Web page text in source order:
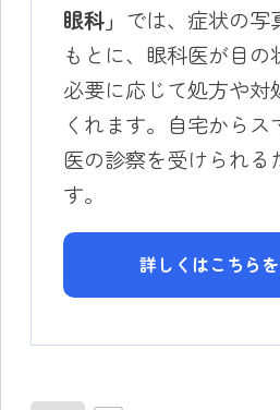
眼科」 では、症状の写
もとに、眼科医が目の
必要に応じて処方や対
くれます。自宅から
医の診察を受けられる
す。
詳しくはこちら